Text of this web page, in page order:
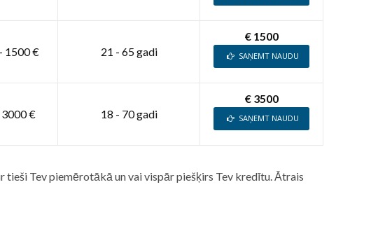
1500 € 21 - 65 gadi
€ 1500
SAŅEMT NAUDU
3000 € 18 - 70 gadi
€ 3500
SAŅEMT NAUDU
Tev piemērotākā un vai vispār piešķirs Tev kredītu. Ātrais